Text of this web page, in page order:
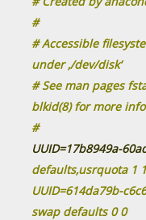
#
# Accessible
under ‚/dev/disk‘
# See man pages
blkid(8) for more info
#
UUID=17b8949a-
defaults,usrquota 1 1
UUID=614da79b-
swap defaults 0 0